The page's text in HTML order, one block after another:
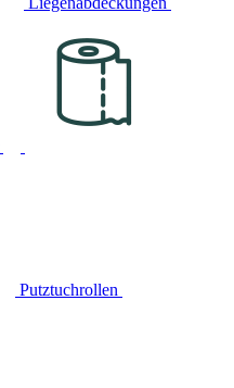
Putztuchrollen